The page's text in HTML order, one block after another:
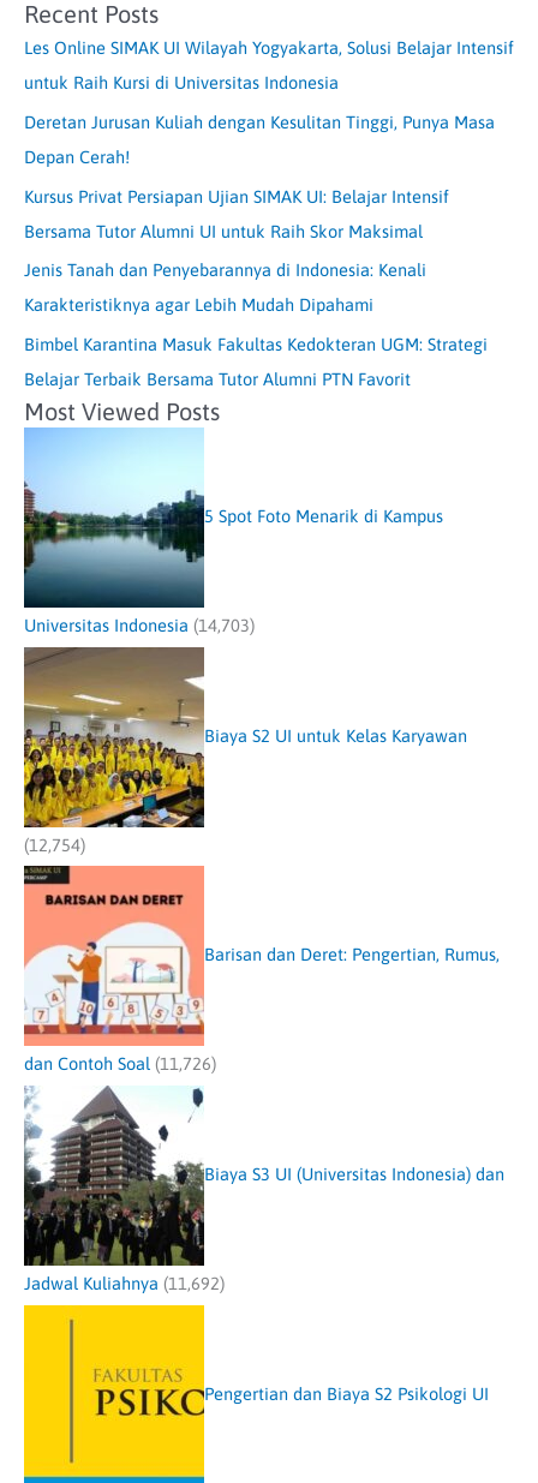
Recent Posts
Les Online SIMAK UI Wilayah Yogyakarta, Solusi Belajar Intensif
untuk Raih Kursi di Universitas Indonesia
Deretan Jurusan Kuliah dengan Kesulitan Tinggi, Punya Masa
Depan Cerah!
Kursus Privat Persiapan Ujian SIMAK UI: Belajar Intensif
Bersama Tutor Alumni UI untuk Raih Skor Maksimal
Jenis Tanah dan Penyebarannya di Indonesia: Kenali
Karakteristiknya agar Lebih Mudah Dipahami
Bimbel Karantina Masuk Fakultas Kedokteran UGM: Strategi
Belajar Terbaik Bersama Tutor Alumni PTN Favorit
Most Viewed Posts
5 Spot Foto Menarik di Kampus
Universitas Indonesia (14,703)
Biaya S2 UI untuk Kelas Karyawan
(12,754)
Barisan dan Deret: Pengertian, Rumus,
dan Contoh Soal (11,726)
Biaya S3 UI (Universitas Indonesia) dan
Jadwal Kuliahnya (11,692)
Pengertian dan Biaya S2 Psikologi UI